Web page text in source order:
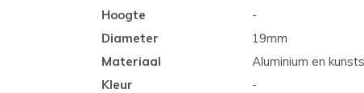
Hoogte
-
Diameter
19mm
Materiaal
Aluminium en
Kleur
-